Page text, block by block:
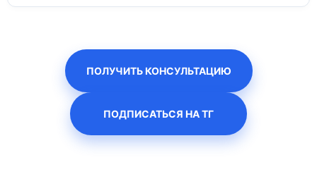
ПОЛУЧИТЬ КОНСУЛЬТАЦИЮ
ПОДПИСАТЬСЯ НА ТГ